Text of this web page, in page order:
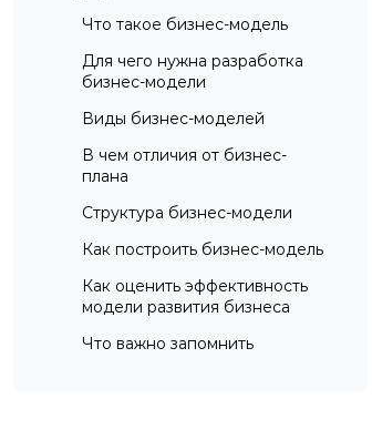
Что такое бизнес-модель
Для чего нужна разработка
бизнес-модели
Виды бизнес-моделей
В чем отличия от бизнес-
плана
Структура бизнес-модели
Как построить бизнес-модель
Как оценить эффективность
модели развития бизнеса
Что важно запомнить